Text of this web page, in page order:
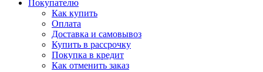
Покупателю
Как купить
Оплата
Доставка и самовывоз
Купить в рассрочку
Покупка в кредит
Как отменить заказ